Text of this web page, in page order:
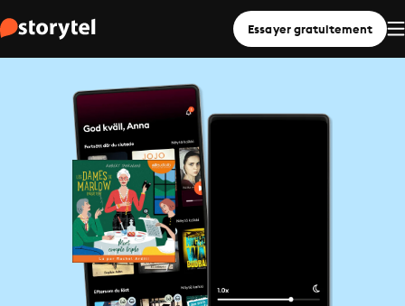
Essayer gratuitement